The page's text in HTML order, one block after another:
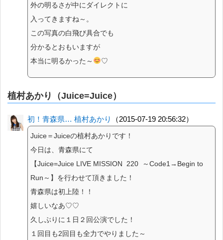
外の明るさが中にダイレクトに
入ってきますね～。
この写真の白飛び具合でも
分かるとおもいますが
本当に明るかった～
♡
植村あかり（Juice=Juice）
初！青森県… 植村あかり （2015-07-19 20:56:32）
Juice＝Juiceの植村あかりです！
今日は、青森県にて
【Juice=Juice LIVE MISSION 220 ～Code1→Begin to
Run～】を行わせて頂きました！
青森県は初上陸！！
嬉しいなあ♡♡
久しぶりに１日２回公演でした！
１回目も2回目も全力でやりました～